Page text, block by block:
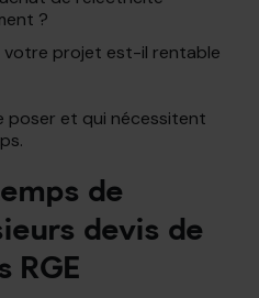
?
votre projet est-il rentable
poser et qui nécessitent
de
devis de
RGE